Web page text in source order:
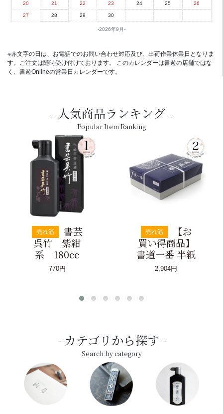
2026年9月
20 21 22 23 24 25 26
27 28 29 30
※赤文字の日は、お電話でのお問い合わせ対応及び、出荷作業休業日となりま
す。ご注文は随時受け付けております。 このカレンダーは書遊の店舗ではな
く、書遊Onlineの営業日カレンダーです。
人気商品ランキング
Popular Item Ranking
売れ筋
書芸
呉竹 紫紺
系 180cc
770円
売れ筋
【お
買い得商品】
書道一番 半紙
2,904円
カテゴリから探す
Search by category